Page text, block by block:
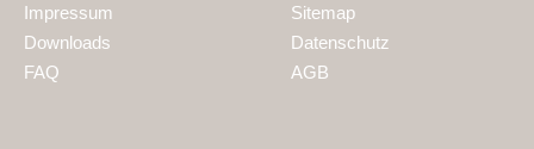
Impressum
Downloads
FAQ
Sitemap
Datenschutz
AGB